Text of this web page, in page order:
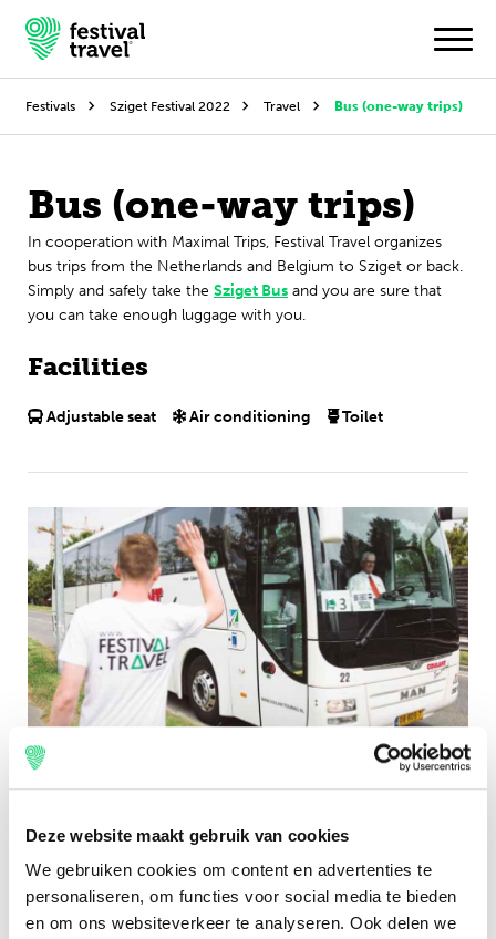
Deze website maakt gebruik van cookies
We gebruiken cookies om content en advertenties te
personaliseren, om functies voor social media te bieden
en om ons websiteverkeer te analyseren. Ook delen we
Travel
Experience
Contact
Dutch
Festivals Sziget Festival 2022 Travel Bus (one-way trips)
Bus (one-way trips)
In cooperation with Maximal Trips, Festival Travel organizes
bus trips from the Netherlands and Belgium to Sziget or back.
Simply and safely take the Sziget Bus and you are sure that
you can take enough luggage with you.
Facilities
Adjustable seat Air conditioning Toilet